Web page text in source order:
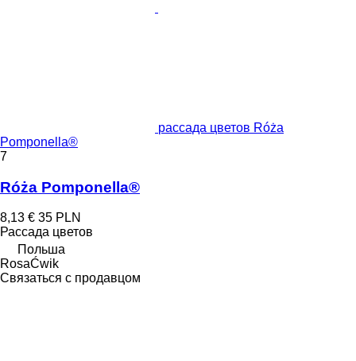
рассада цветов Róża
Pomponella®
7
Róża Pomponella®
8,13 € 35 PLN
Рассада цветов
Польша
RosaĆwik
Связаться с продавцом